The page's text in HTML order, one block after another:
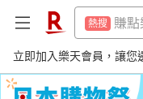
熱搜 賺點
熱搜 299
熱搜 吹風
立即加入樂天會員，讓您
熱搜 299
吹風
熱搜 床架